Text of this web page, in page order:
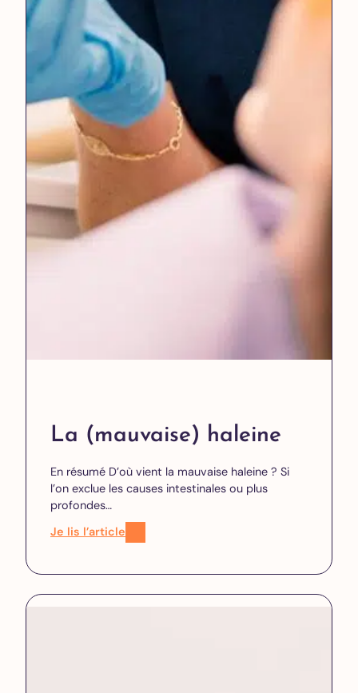
La (mauvaise) haleine
En résumé D’où vient la mauvaise haleine ? Si
l’on exclue les causes intestinales ou plus
profondes…
Je lis l’article